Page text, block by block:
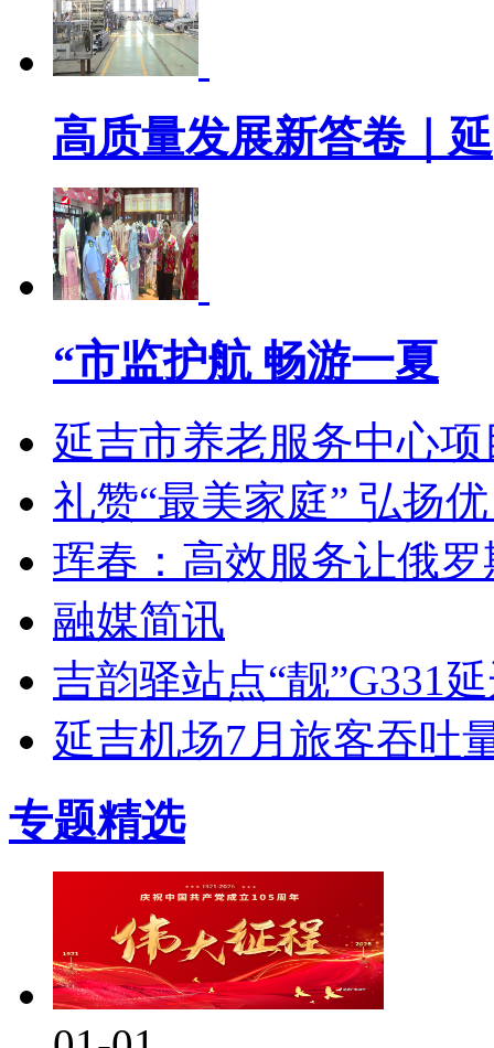
高质量发展新答卷｜延
“市监护航 畅游一夏
延吉市养老服务中心
礼赞“最美家庭” 弘扬
珲春：高效服务让俄
融媒简讯
吉韵驿站点“靓”G331
延吉机场7月旅客吞吐
专题精选